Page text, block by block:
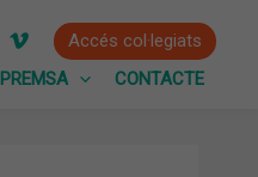
Accés col·legiats
PREMSA CONTACTE